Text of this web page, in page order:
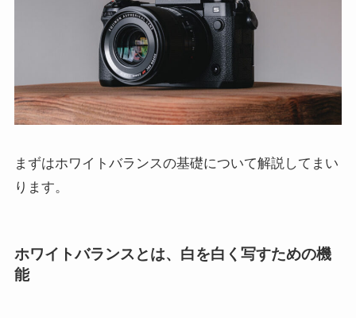
まずはホワイトバランスの基礎について解説してまい
ります。
ホワイトバランスとは、白を白く写すための機
能